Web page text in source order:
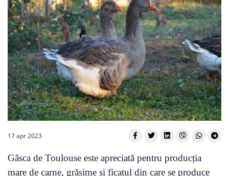
17 apr 2023
Gâsca de Toulouse este apreciată pentru producția
mare de carne, grăsime și ficatul din care se produce